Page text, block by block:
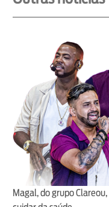
Magal, do grupo